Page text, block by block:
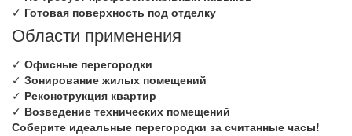
✓ Готовая поверхность под отделку
Области применения
✓ Офисные перегородки
✓ Зонирование жилых помещений
✓ Реконструкция квартир
✓ Возведение технических помещений
Соберите идеальные перегородки за считанные часы!